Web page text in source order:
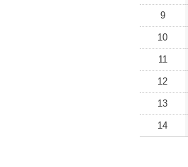
9
10
11
12
13
14